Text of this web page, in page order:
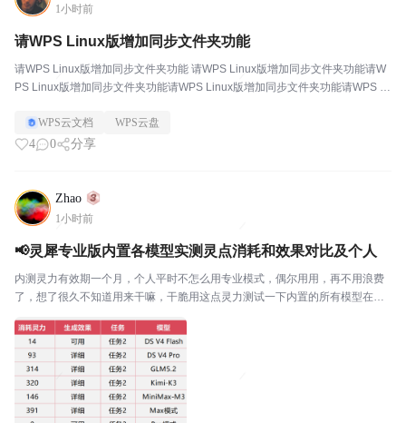
1小时前
请WPS Linux版增加同步文件夹功能
请WPS Linux版增加同步文件夹功能 请WPS Linux版增加同步文件夹功能请W
PS Linux版增加同步文件夹功能请WPS Linux版增加同步文件夹功能请WPS Li
WPS云文档
WPS云盘
4 0 分享
Zhao
1小时前
📢灵犀专业版内置各模型实测灵点消耗和效果对比及个人
内测灵力有效期一个月，个人平时不怎么用专业模式，偶尔用用，再不用浪费
了，想了很久不知道用来干嘛，干脆用这点灵力测试一下内置的所有模型在用
容，整理成文档。任务1：“按照时间整理苏轼的一生，并...